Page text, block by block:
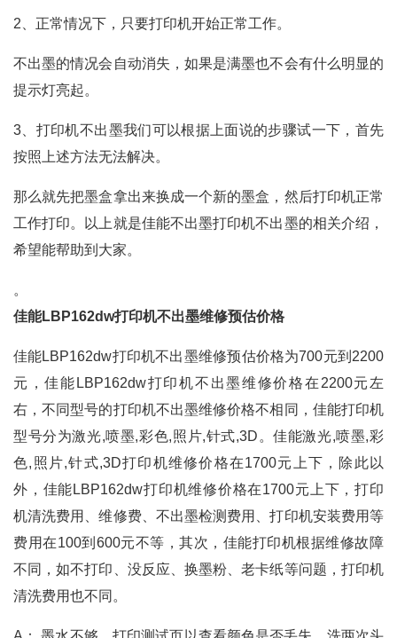
2、正常情况下，只要打印机开始正常工作。
不出墨的情况会自动消失，如果是满墨也不会有什么明显的
提示灯亮起。
3、打印机不出墨我们可以根据上面说的步骤试一下，首先
按照上述方法无法解决。
那么就先把墨盒拿出来换成一个新的墨盒，然后打印机正常
工作打印。以上就是佳能不出墨打印机不出墨的相关介绍，
希望能帮助到大家。
。
佳能LBP162dw打印机不出墨维修预估价格
佳能LBP162dw打印机不出墨维修预估价格为700元到2200
元，佳能LBP162dw打印机不出墨维修价格在2200元左
右，不同型号的打印机不出墨维修价格不相同，佳能打印机
型号分为激光,喷墨,彩色,照片,针式,3D。佳能激光,喷墨,彩
色,照片,针式,3D打印机维修价格在1700元上下，除此以
外，佳能LBP162dw打印机维修价格在1700元上下，打印
机清洗费用、维修费、不出墨检测费用、打印机安装费用等
费用在100到600元不等，其次，佳能打印机根据维修故障
不同，如不打印、没反应、换墨粉、老卡纸等问题，打印机
清洗费用也不同。